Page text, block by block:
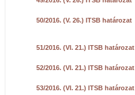
50/2016. (V. 26.) ITSB határozat
51/2016. (VI. 21.) ITSB határozat
52/2016. (VI. 21.) ITSB határozat
53/2016. (VI. 21.) ITSB határozat